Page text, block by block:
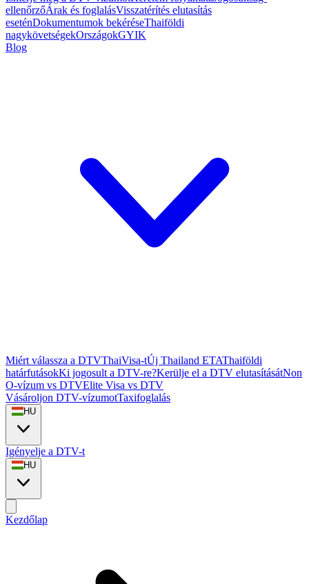
ellenőrzőÁrak és foglalásVisszatérítés elutasítás
eseténDokumentumok bekéréseThaiföldi
nagykövetségekOrszágokGYIK
Blog
Miért válassza a DTVThaiVisa-tÚj Thailand ETAThaiföldi
határfutásokKi jogosult a DTV-re?Kerülje el a DTV elutasításátNon
O-vízum vs DTVElite Visa vs DTV
Vásároljon DTV-vízumotTaxifoglalás
HU
Igényelje a DTV-t
HU
Kezdőlap